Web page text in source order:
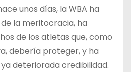
unos días, la WBA ha
la meritocracia, ha
de los atletas que, como
debería proteger, y ha
ya deteriorada credibilidad.